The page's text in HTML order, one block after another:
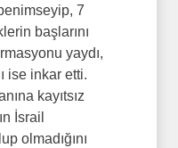
7
başlarını
yaydı,
ise inkar etti.
kayıtsız
İsrail
olmadığını